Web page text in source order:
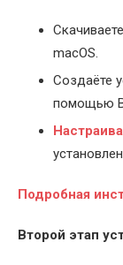
macOS.
Создаёте
помощью
Подробная
Второй этап